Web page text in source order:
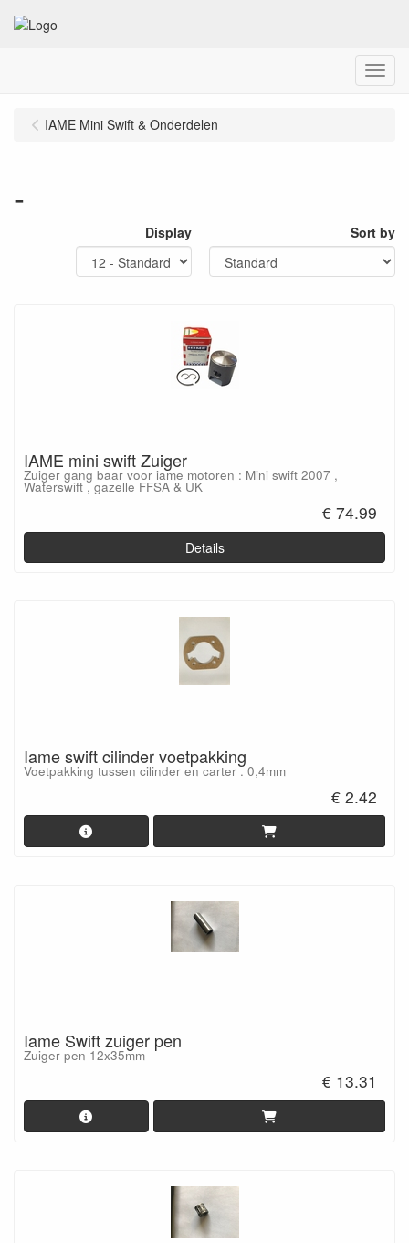
Menu
IAME Mini Swift & Onderdelen
-
Display Sort by
IAME mini swift Zuiger
Zuiger gang baar voor iame motoren : Mini swift 2007 ,
Waterswift , gazelle FFSA & UK
€ 74.99
Details
Iame swift cilinder voetpakking
Voetpakking tussen cilinder en carter . 0,4mm
€ 2.42
Iame Swift zuiger pen
Zuiger pen 12x35mm
€ 13.31